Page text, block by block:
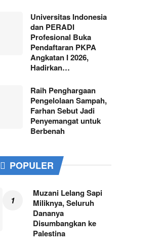
Universitas Indonesia
dan PERADI
Profesional Buka
Pendaftaran PKPA
Angkatan I 2026,
Hadirkan…
Raih Penghargaan
Pengelolaan Sampah,
Farhan Sebut Jadi
Penyemangat untuk
Berbenah
POPULER
Muzani Lelang Sapi
Miliknya, Seluruh
Dananya
Disumbangkan ke
Palestina